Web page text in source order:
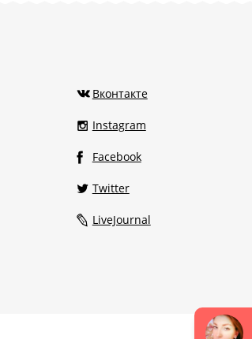
Вконтакте
Instagram
Facebook
Twitter
LiveJournal